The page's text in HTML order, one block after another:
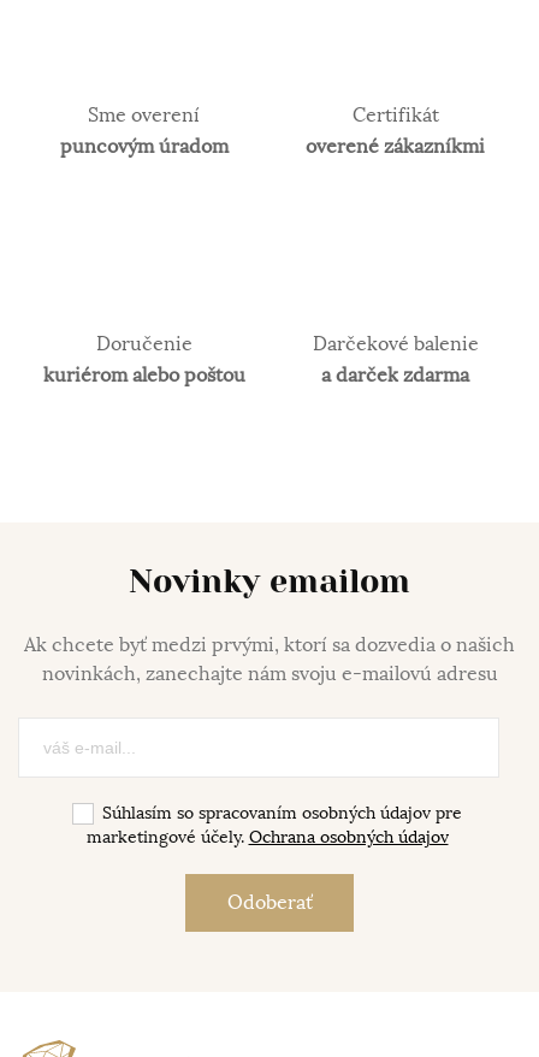
Sme overení
puncovým úradom
Certifikát
overené zákazníkmi
Doručenie
kuriérom alebo poštou
Darčekové balenie
a darček zdarma
Novinky emailom
Ak chcete byť medzi prvými, ktorí sa dozvedia o našich
novinkách, zanechajte nám svoju e-mailovú adresu
Súhlasím so spracovaním osobných údajov pre
marketingové účely. Ochrana osobných údajov